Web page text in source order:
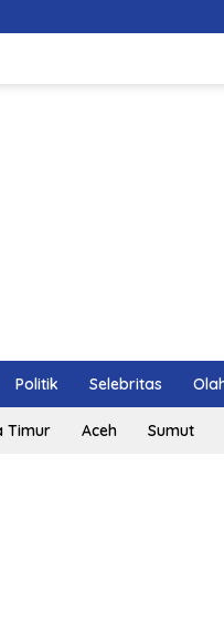
Politik Selebritas
Timur Aceh Sumut